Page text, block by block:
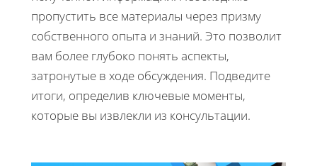
пропустить все материалы через призму
собственного опыта и знаний. Это позволит
вам более глубоко понять аспекты,
затронутые в ходе обсуждения. Подведите
итоги, определив ключевые моменты,
которые вы извлекли из консультации.